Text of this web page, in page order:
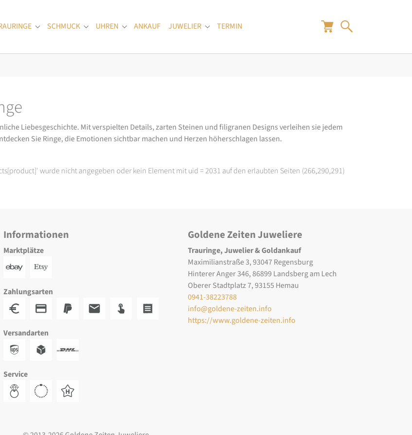
for "Verlobungsringe"
Submenu for "Trauringe"
SCHMUCK Submenu for "Schmuck"
UHREN Submenu for "Uhren"
ANKAUF JUWELIER Submenu for "Juwelier"
TERMIN
Liebesgeschichte. Mit verspielten Details, zarten Steinen und filigranen Designs verleihen sie jedem
Sie Ringe, die Emotionen sichtbar machen und Herzen höherschlagen lassen.
wurde nicht angegeben oder kein Element mit uid = 2031 auf den erlaubten Seiten (266,290,291)
Informationen
Marktplätze
Zahlungsarten
Versandarten
Service
Goldene Zeiten Juweliere
Trauringe, Juwelier & Goldankauf
Maximilianstraße 3, 93047 Regensburg
Hinterer Anger 346, 86899 Landsberg am Lech
Oberer Stadtplatz 7, 93155 Hemau
0941-38223788
info@goldene-zeiten.info
https://www.goldene-zeiten.info